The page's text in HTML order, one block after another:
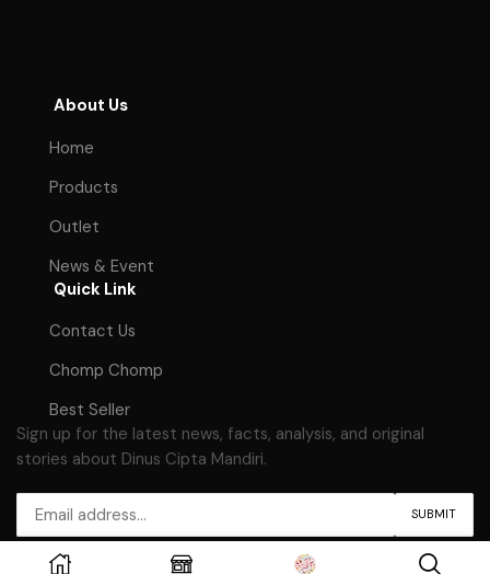
About Us
Home
Products
Outlet
News & Event
Quick Link
Contact Us
Chomp Chomp
Best Seller
Sign up for the latest news, facts, analysis, and original
stories about Dinus Cipta Mandiri.
Copyright © 2023 Dinus Cipta Mandiri